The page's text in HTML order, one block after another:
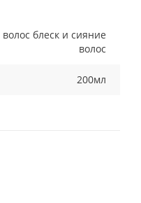
волос блеск и сияние
волос
200мл